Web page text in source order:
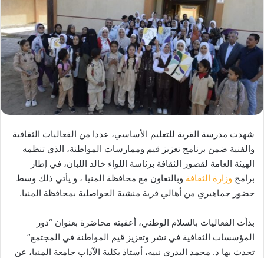
شهدت مدرسة القرية للتعليم الأساسي، عددا من الفعاليات الثقافية
والفنية ضمن برنامج تعزيز قيم وممارسات المواطنة، الذي تنظمه
الهيئة العامة لقصور الثقافة برئاسة اللواء خالد اللبان، في إطار
برامج وزارة الثقافة وبالتعاون مع محافظة المنيا ، و يأتي ذلك وسط
حضور جماهيري من أهالي قرية منشية الحواصلية بمحافظة المنيا.
بدأت الفعاليات بالسلام الوطني، أعقبته محاضرة بعنوان “دور
المؤسسات الثقافية في نشر وتعزيز قيم المواطنة في المجتمع”
تحدث بها د. محمد البدري نبيه، أستاذ بكلية الآداب جامعة المنيا، عن